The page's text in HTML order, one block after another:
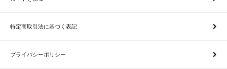
特定商取引法に基づく表記
プライバシーポリシー